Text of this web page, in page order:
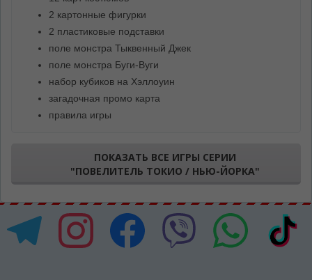
2 картонные фигурки
2 пластиковые подставки
поле монстра Тыквенный Джек
поле монстра Буги-Вуги
набор кубиков на Хэллоуин
загадочная промо карта
правила игры
ПОКАЗАТЬ ВСЕ ИГРЫ СЕРИИ
"ПОВЕЛИТЕЛЬ ТОКИО / НЬЮ-ЙОРКА"